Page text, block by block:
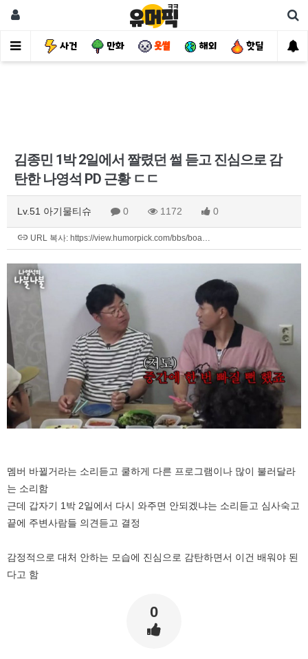
유머 사건 만화 웃썰 해외 핫딜 자
김종민 1박 2일에서 짤렸던 썰 듣고 진심으로 감
탄한 나영석 PD 근황 ㄷㄷ
Lv.51 아기물티슈 0 1172 0
URL 복사: https://view.humorpick.com/bbs/boa…
멤버 바뀔거라는 소리듣고 쿨하게 다른 프로그램이나 많이 불러달라
는 소리함
근데 갑자기 1박 2일에서 다시 와주면 안되겠냐는 소리듣고 심사숙고
끝에 주변사람들 의견듣고 결정
감정적으로 대처 안하는 모습에 진심으로 감탄하면서 이건 배워야 된
다고 함
0